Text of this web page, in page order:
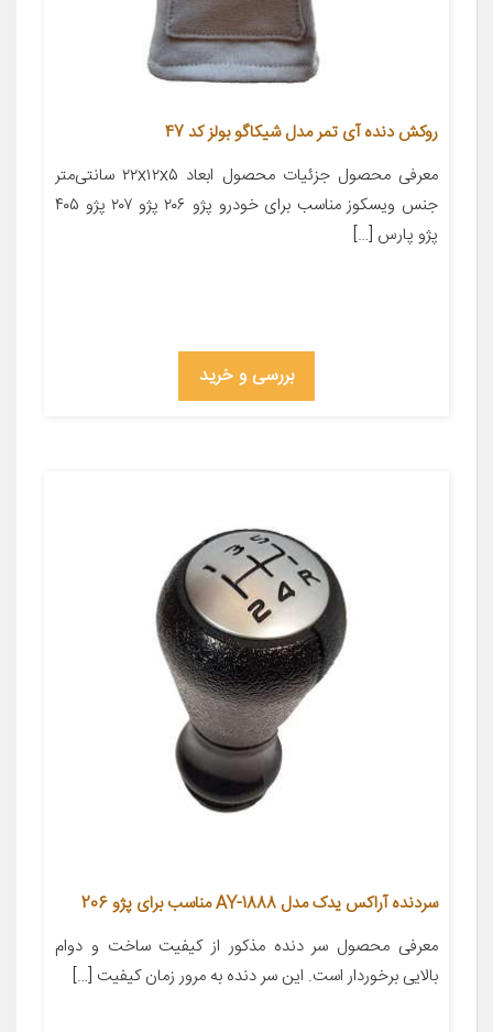
روکش دنده آی تمر مدل شیکاگو بولز کد 47
معرفی محصول جزئیات محصول ابعاد ۲۲x۱۲x۵ سانتی‌متر
جنس ویسکوز مناسب برای خودرو پژو ۲۰۶ پژو ۲۰۷ پژو ۴۰۵
پژو پارس […]
بررسی و خرید
سردنده آراکس یدک مدل AY-1888 مناسب برای پژو 206
معرفی محصول سر دنده مذکور از کیفیت ساخت و دوام
بالایی برخوردار است. این سر دنده به مرور زمان کیفیت […]